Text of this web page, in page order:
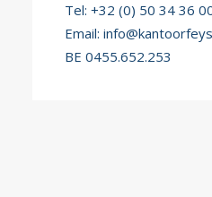
Tel: +32 (0) 50 34 36
Email:
BE 0455.652.253